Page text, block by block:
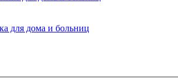
для дома и больниц